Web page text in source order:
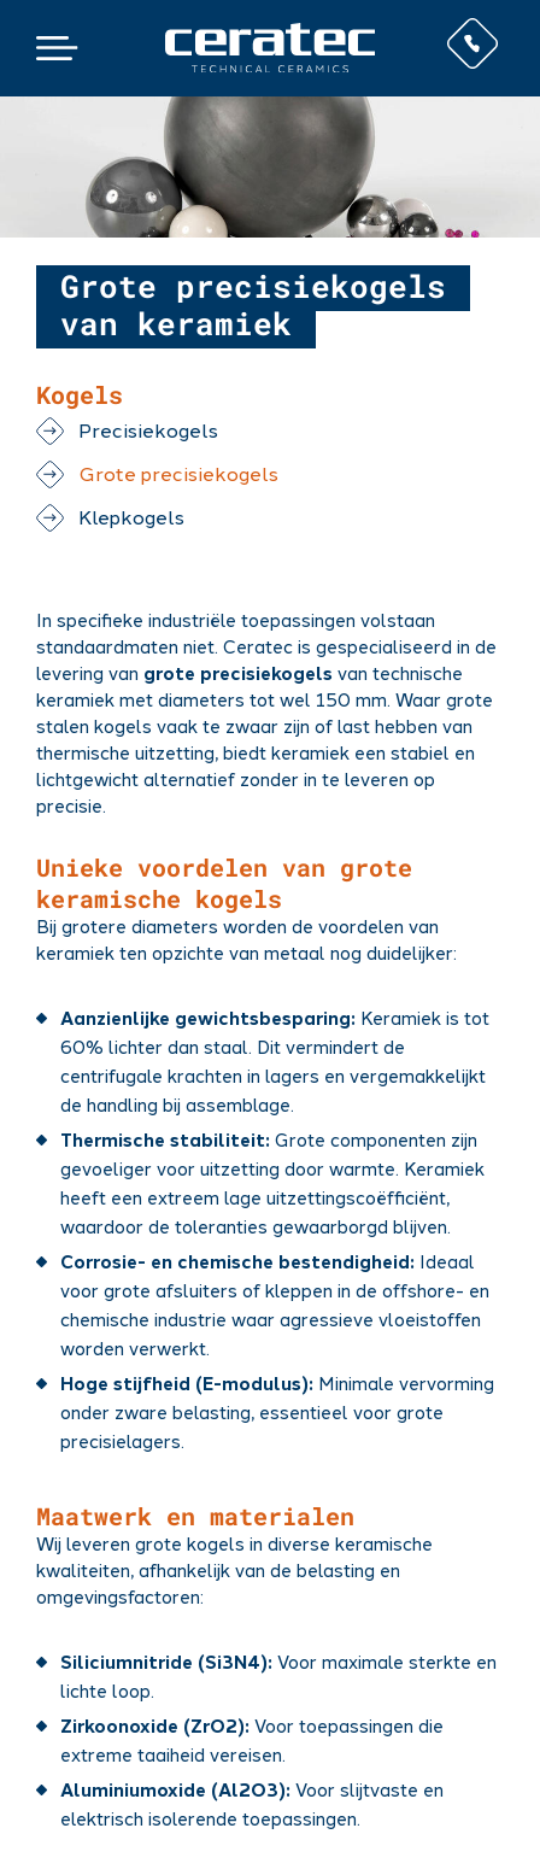
Grote precisiekogels
van keramiek
Kogels
Precisiekogels
Grote precisiekogels
Klepkogels
In specifieke industriële toepassingen volstaan
standaardmaten niet. Ceratec is gespecialiseerd in de
levering van grote precisiekogels van technische
keramiek met diameters tot wel 150 mm. Waar grote
stalen kogels vaak te zwaar zijn of last hebben van
thermische uitzetting, biedt keramiek een stabiel en
lichtgewicht alternatief zonder in te leveren op
precisie.
Unieke voordelen van grote
keramische kogels
Bij grotere diameters worden de voordelen van
keramiek ten opzichte van metaal nog duidelijker:
Aanzienlijke gewichtsbesparing: Keramiek is tot
60% lichter dan staal. Dit vermindert de
centrifugale krachten in lagers en vergemakkelijkt
de handling bij assemblage.
Thermische stabiliteit: Grote componenten zijn
gevoeliger voor uitzetting door warmte. Keramiek
heeft een extreem lage uitzettingscoëfficiënt,
waardoor de toleranties gewaarborgd blijven.
Corrosie- en chemische bestendigheid: Ideaal
voor grote afsluiters of kleppen in de offshore- en
chemische industrie waar agressieve vloeistoffen
worden verwerkt.
Hoge stijfheid (E-modulus): Minimale vervorming
onder zware belasting, essentieel voor grote
precisielagers.
Maatwerk en materialen
Wij leveren grote kogels in diverse keramische
kwaliteiten, afhankelijk van de belasting en
omgevingsfactoren:
Siliciumnitride (Si3N4): Voor maximale sterkte en
lichte loop.
Zirkoonoxide (ZrO2): Voor toepassingen die
extreme taaiheid vereisen.
Aluminiumoxide (Al2O3): Voor slijtvaste en
elektrisch isolerende toepassingen.